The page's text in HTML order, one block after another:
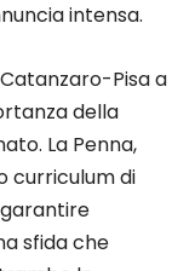
intensa.
Pisa a
della
La Penna,
curriculum di
sfida che